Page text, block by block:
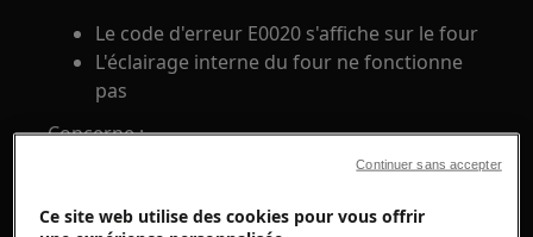
Le code d'erreur E0020 s'affiche sur le four
L'éclairage interne du four ne fonctionne
pas
Concerne :
Résolution :
Ce site web utilise des cookies pour vous offrir
Continuer sans accepter